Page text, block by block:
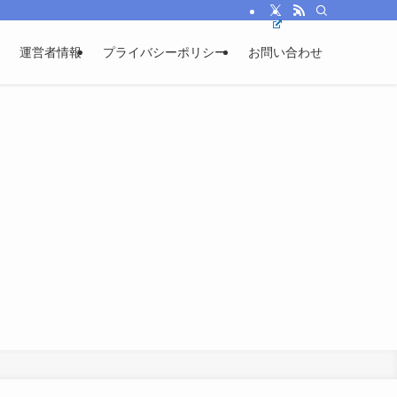
運営者情報 プライバシーポリシー お問い合わせ